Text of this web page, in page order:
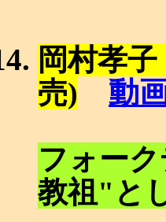
岡村孝
売)
動
フォー
教祖"と